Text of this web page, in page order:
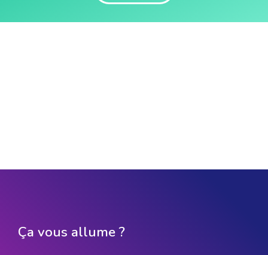
Ça vous allume ?